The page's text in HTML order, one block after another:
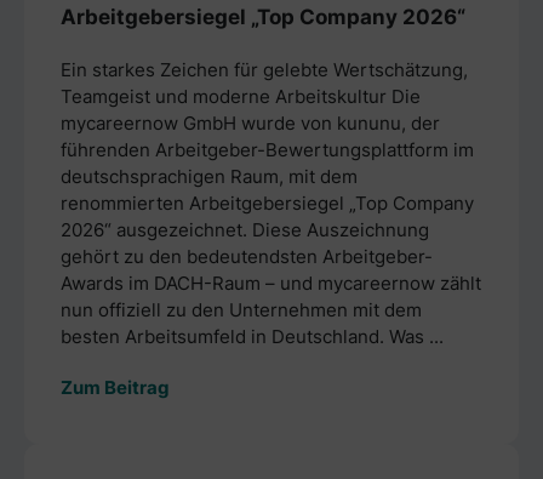
Arbeitgebersiegel „Top Company 2026“
Ein starkes Zeichen für gelebte Wertschätzung,
Teamgeist und moderne Arbeitskultur Die
mycareernow GmbH wurde von kununu, der
führenden Arbeitgeber-Bewertungsplattform im
deutschsprachigen Raum, mit dem
renommierten Arbeitgebersiegel „Top Company
2026“ ausgezeichnet. Diese Auszeichnung
gehört zu den bedeutendsten Arbeitgeber-
Awards im DACH-Raum – und mycareernow zählt
nun offiziell zu den Unternehmen mit dem
besten Arbeitsumfeld in Deutschland. Was ...
Zum Beitrag